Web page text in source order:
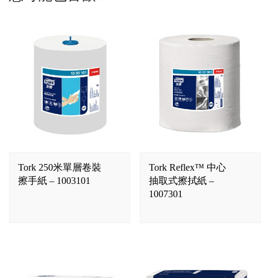
Tork 250米單層卷裝
擦手紙 – 1003101
Tork Reflex™ 中心
抽取式擦拭紙 –
1007301